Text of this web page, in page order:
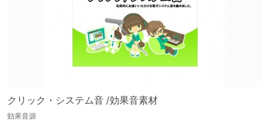
クリック・システム音 /効果音素材
効果音源